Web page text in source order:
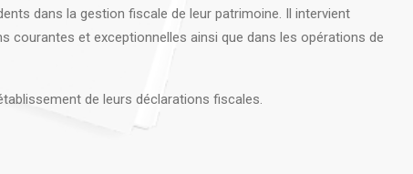
dans la gestion fiscale de leur patrimoine. Il intervient
courantes et exceptionnelles ainsi que dans les opérations de
de leurs déclarations fiscales.